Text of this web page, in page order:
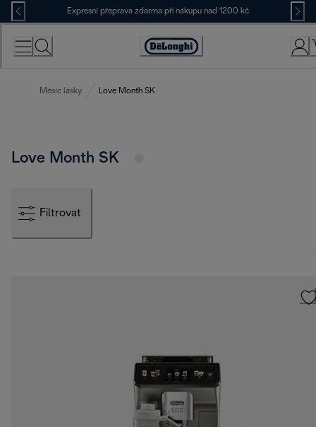
Skip
to
Content
Expresní přeprava zdarma při nákupu nad 1200 kč
Accessibility
Měsíc lásky Love Month SK
Love Month SK
Filtrovat